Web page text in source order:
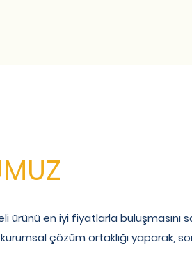
ürünü en iyi fiyatlarla
çözüm ortaklığı yaparak,